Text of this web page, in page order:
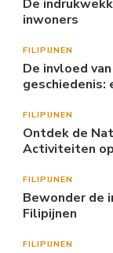
De
inwoners
FILIPIJNEN
De invloed
geschiedenis:
FILIPIJNEN
Ontdek de
Activiteiten
FILIPIJNEN
Bewonder de
Filipijnen
FILIPIJNEN